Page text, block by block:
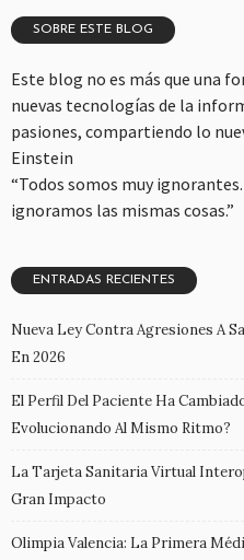
SOBRE ESTE BLOG
Este blog no es más que una
nuevas tecnologías de la
pasiones, compartiendo lo
Einstein
“Todos somos muy
ignoramos las mismas cosas.”
ENTRADAS RECIENTES
Nueva Ley Contra Agresiones A
En 2026
El Perfil Del Paciente Ha
Evolucionando Al Mismo Ritmo?
La Tarjeta Sanitaria Virtual
Gran Impacto
Olimpia Valencia: La Primera